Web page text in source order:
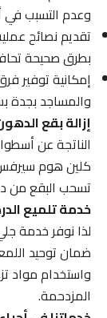
وعدم التسبب في
تقديم نصائح عملية
بطرق صحيحة
إمكانية توفير فرق
والمساجد بجدة
إزالة بقع
الناتجة عن
تسحب البقع من
خدمة تلميع
لذا نوفر خدمة جلي
ضمان توحيد
واستخدام مواد
المزدحمة.